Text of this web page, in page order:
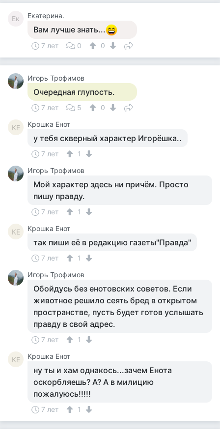
Ек Екатерина.
Вам лучше знать...
7 лет 0 0
Игорь Трофимов
Очередная глупость.
7 лет 5 0
КЕ Крошка Енот
у тебя скверный характер Игорёшка..
7 лет
1
Игорь Трофимов
Мой характер здесь ни причём. Просто
пишу правду.
7 лет 1
КЕ Крошка Енот
так пиши её в редакцию газеты"Правда"
7 лет
1
Игорь Трофимов
Обойдусь без енотовских советов. Если
животное решило сеять бред в открытом
пространстве, пусть будет готов услышать
правду в свой адрес.
7 лет 1
КЕ Крошка Енот
ну ты и хам однакось...зачем Енота
оскорбляешь? А? А в милицию
пожалуюсь!!!!!
7 лет 1